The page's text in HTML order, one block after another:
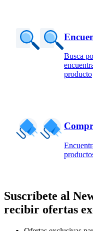
Busca
producto
Suscríbete al
recibir ofertas